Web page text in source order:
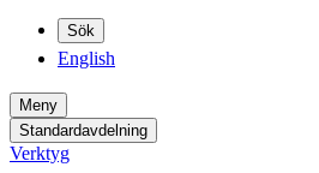
Sök
English
Meny
Standardavdelning
Verktyg